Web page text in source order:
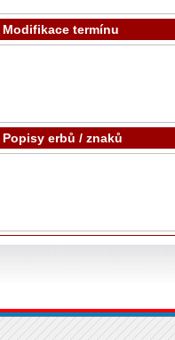
Modifikace termínu
Popisy erbů / znaků